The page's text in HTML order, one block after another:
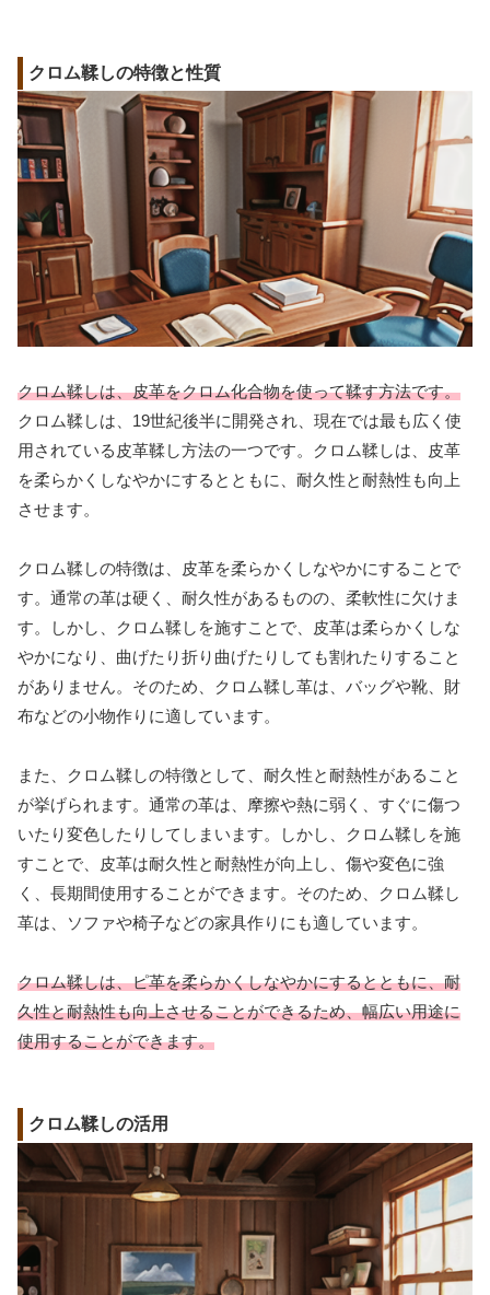
クロム鞣しの特徴と性質
クロム鞣しは、皮革をクロム化合物を使って鞣す方法です。
クロム鞣しは、19世紀後半に開発され、現在では最も広く使
用されている皮革鞣し方法の一つです。クロム鞣しは、皮革
を柔らかくしなやかにするとともに、耐久性と耐熱性も向上
させます。
クロム鞣しの特徴は、皮革を柔らかくしなやかにすることで
す。通常の革は硬く、耐久性があるものの、柔軟性に欠けま
す。しかし、クロム鞣しを施すことで、皮革は柔らかくしな
やかになり、曲げたり折り曲げたりしても割れたりすること
がありません。そのため、クロム鞣し革は、バッグや靴、財
布などの小物作りに適しています。
また、クロム鞣しの特徴として、耐久性と耐熱性があること
が挙げられます。通常の革は、摩擦や熱に弱く、すぐに傷つ
いたり変色したりしてしまいます。しかし、クロム鞣しを施
すことで、皮革は耐久性と耐熱性が向上し、傷や変色に強
く、長期間使用することができます。そのため、クロム鞣し
革は、ソファや椅子などの家具作りにも適しています。
クロム鞣しは、ピ革を柔らかくしなやかにするとともに、耐
久性と耐熱性も向上させることができるため、幅広い用途に
使用することができます。
クロム鞣しの活用